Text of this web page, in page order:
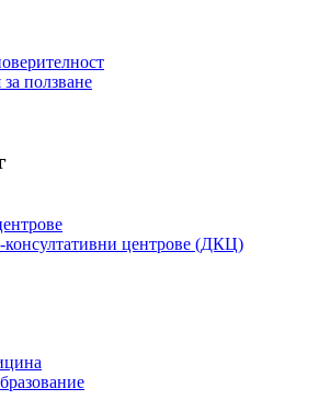
ползване
консултативни центрове (ДКЦ)